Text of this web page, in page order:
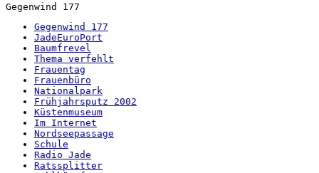
Gegenwind 177
Gegenwind 177
JadeEuroPort
Baumfrevel
Thema verfehlt
Frauentag
Frauenbüro
Nationalpark
Frühjahrsputz 2002
Küstenmuseum
Im Internet
Nordseepassage
Schule
Radio Jade
Ratssplitter